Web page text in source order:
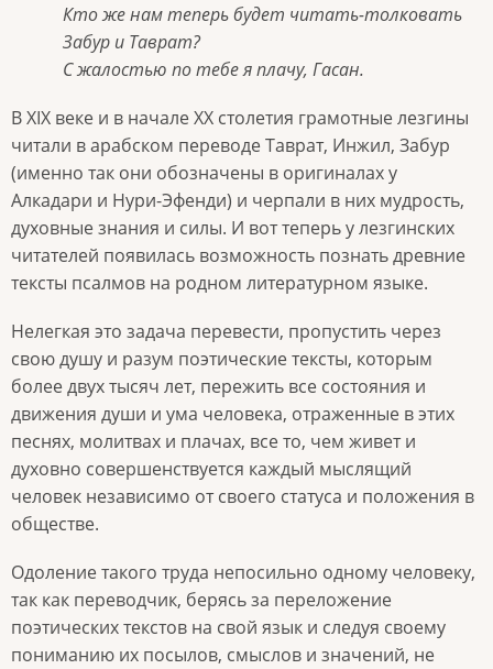
Кто же нам теперь будет читать-толковать
Забур и Таврат?
С жалостью по тебе я плачу, Гасан.
В ХIХ веке и в начале ХХ столетия грамотные лезгины
читали в арабском переводе Таврат, Инжил, Забур
(именно так они обозначены в оригиналах у
Алкадари и Нури-Эфенди) и черпали в них мудрость,
духовные знания и силы. И вот теперь у лезгинских
читателей появилась возможность познать древние
тексты псалмов на родном литературном языке.
Нелегкая это задача перевести, пропустить через
свою душу и разум поэтические тексты, которым
более двух тысяч лет, пережить все состояния и
движения души и ума человека, отраженные в этих
песнях, молитвах и плачах, все то, чем живет и
духовно совершенствуется каждый мыслящий
человек независимо от своего статуса и положения в
обществе.
Одоление такого труда непосильно одному человеку,
так как переводчик, берясь за переложение
поэтических текстов на свой язык и следуя своему
пониманию их посылов, смыслов и значений, не